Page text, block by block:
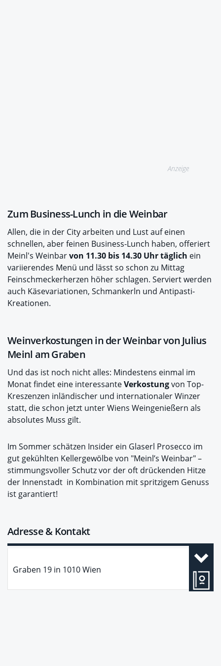
Anzeige
Zum Business-Lunch in die Weinbar
Allen, die in der City arbeiten und Lust auf einen
schnellen, aber feinen Business-Lunch haben, offeriert
Meinl's Weinbarvon 11.30 bis 14.30 Uhr täglich ein
variierendes Menü und lässt so schon zu Mittag
Feinschmeckerherzen höher schlagen. Serviert werden
auch Käsevariationen, Schmankerln und Antipasti-
Kreationen.
Weinverkostungen in der Weinbar von Julius
Meinl am Graben
Und das ist noch nicht alles: Mindestens einmal im
Monat findet eine interessanteVerkostungvon Top-
Kreszenzen inländischer und internationaler Winzer
statt, die schon jetzt unter Wiens Weingenießern als
absolutes Muss gilt.
Im Sommer schätzen Insider ein Glaserl Prosecco im
gut gekühlten Kellergewölbe von "Meinl’s Weinbar" –
stimmungsvoller Schutz vor der oft drückenden Hitze
der Innenstadt in Kombination mit spritzigem Genuss
ist garantiert!
Adresse & Kontakt
Graben 19 in 1010Wien